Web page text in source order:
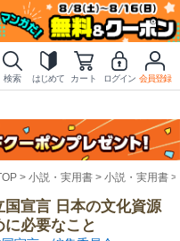
検索 はじめて カート ログイン 会員登録
小説・実用書 小説・実用書
国宣言 日本の文化資源
必要なこと